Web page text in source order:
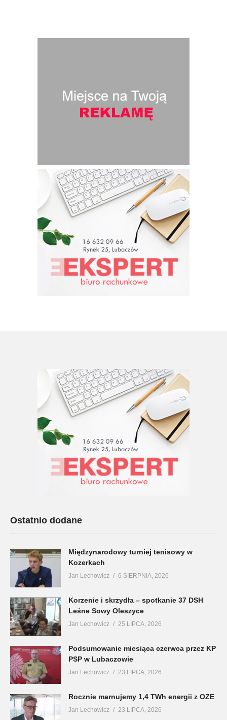
Ostatnio dodane
Międzynarodowy turniej tenisowy w
Kozerkach
Jan Lechowicz 6 SIERPNIA, 2026
Korzenie i skrzydła – spotkanie 37 DSH
Leśne Sowy Oleszyce
Jan Lechowicz 25 LIPCA, 2026
Podsumowanie miesiąca czerwca przez KP
PSP w Lubaczowie
Jan Lechowicz 23 LIPCA, 2026
Rocznie marnujemy 1,4 TWh energii z OZE
Jan Lechowicz 23 LIPCA, 2026